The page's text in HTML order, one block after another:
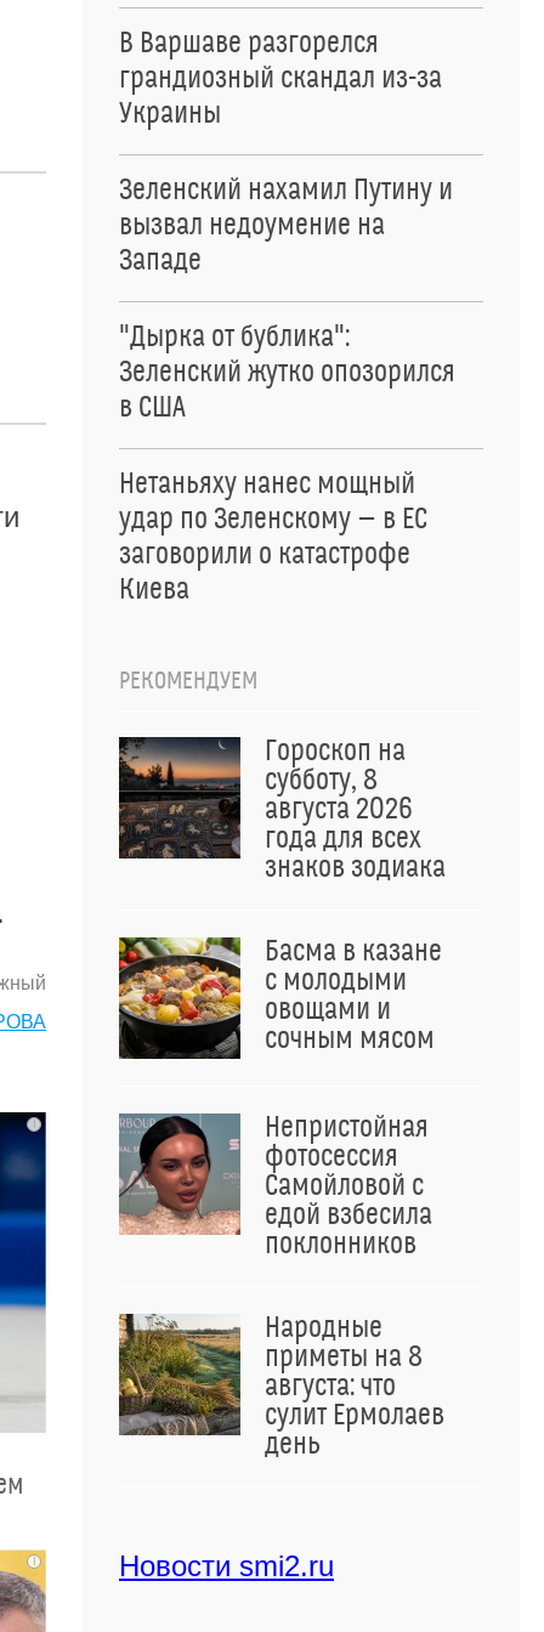
i
В Варшаве разгорелся
грандиозный скандал из-за
Украины
Зеленский нахамил Путину и
вызвал недоумение на
Западе
"Дырка от бублика":
Зеленский жутко опозорился
в США
Нетаньяху нанес мощный
удар по Зеленскому — в ЕС
заговорили о катастрофе
Киева
РЕКОМЕНДУЕМ
Гороскоп на
субботу, 8
августа 2026
года для всех
знаков зодиака
Басма в казане
с молодыми
овощами и
сочным мясом
Непристойная
фотосессия
Самойловой с
едой взбесила
поклонников
Народные
приметы на 8
августа: что
сулит Ермолаев
день
Новости smi2.ru